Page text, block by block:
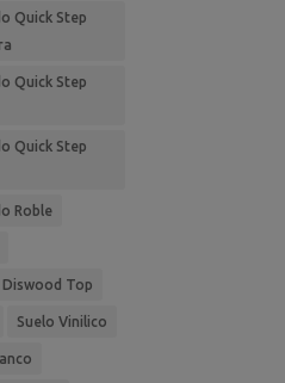
Quick Step
Quick Step
Quick Step
Roble
Top
Suelo Vinilico